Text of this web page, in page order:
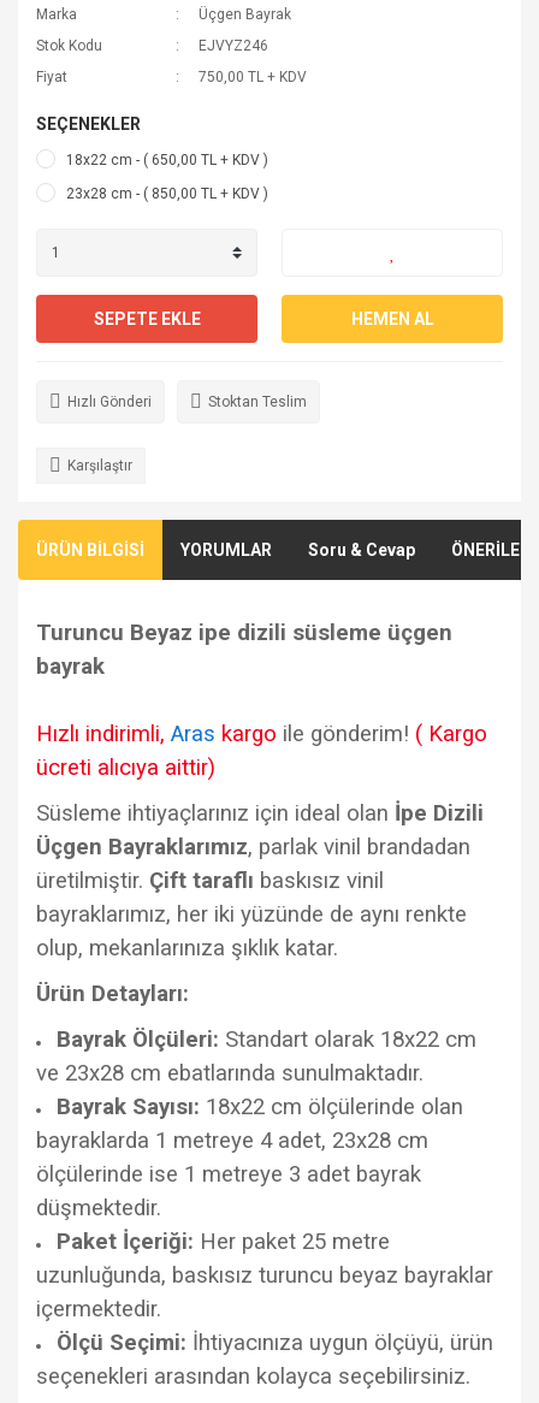
Marka
Üçgen Bayrak
Stok Kodu
EJVYZ246
Fiyat
750,00 TL + KDV
SEÇENEKLER
18x22 cm - ( 650,00 TL + KDV )
23x28 cm - ( 850,00 TL + KDV )
SEPETE EKLE HEMEN AL
Hızlı Gönderi Stoktan Teslim
Karşılaştır
ÜRÜN BİLGİSİ YORUMLAR Soru & Cevap
Turuncu Beyaz ipe dizili süsleme üçgen
bayrak
Hızlı indirimli, Aras kargo ile gönderim! ( Kargo
ücreti alıcıya aittir)
Süsleme ihtiyaçlarınız için ideal olan İpe Dizili
Üçgen Bayraklarımız, parlak vinil brandadan
üretilmiştir. Çift taraflı baskısız vinil
bayraklarımız, her iki yüzünde de aynı renkte
olup, mekanlarınıza şıklık katar.
Ürün Detayları:
Bayrak Ölçüleri: Standart olarak 18x22 cm
ve 23x28 cm ebatlarında sunulmaktadır.
Bayrak Sayısı: 18x22 cm ölçülerinde olan
bayraklarda 1 metreye 4 adet, 23x28 cm
ölçülerinde ise 1 metreye 3 adet bayrak
düşmektedir.
Paket İçeriği: Her paket 25 metre
uzunluğunda, baskısız turuncu beyaz bayraklar
içermektedir.
Ölçü Seçimi: İhtiyacınıza uygun ölçüyü, ürün
seçenekleri arasından kolayca seçebilirsiniz.